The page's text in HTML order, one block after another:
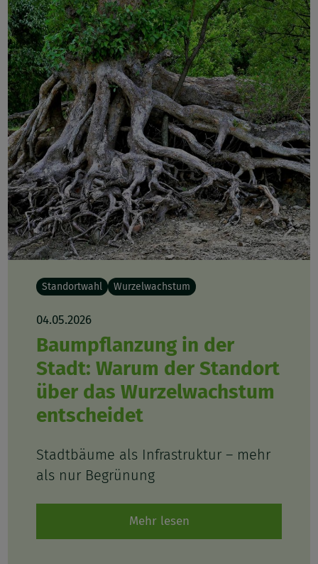
Standortwahl Wurzelwachstum
04.05.2026
Baumpflanzung in der
Stadt: Warum der Standort
über das Wurzelwachstum
entscheidet
Stadtbäume als Infrastruktur – mehr
als nur Begrünung
Mehr lesen